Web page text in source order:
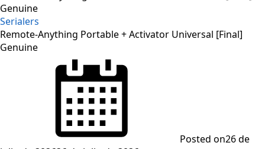
Serialers
Remote-Anything Portable + Activator Universal [Final]
Genuine
Posted on26 de